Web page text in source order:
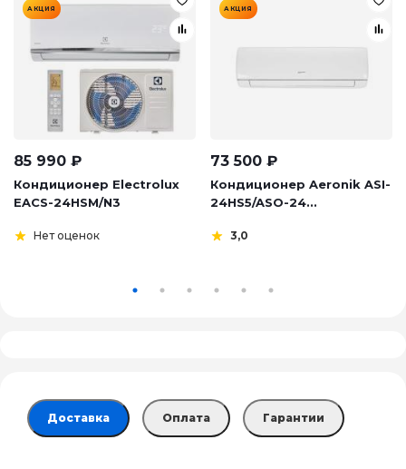
АКЦИЯ
85 990 ₽
Кондиционер Electrolux
EACS-24HSM/N3
Нет оценок
АКЦИЯ
73 500 ₽
Кондиционер Aeronik ASI-
24HS5/ASO-24...
3,0
Доставка Оплата Гарантии